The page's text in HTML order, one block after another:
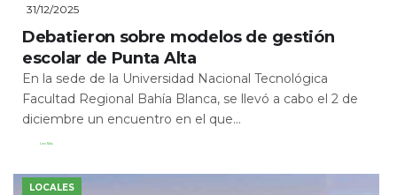
31/12/2025
Debatieron sobre modelos de gestión
escolar de Punta Alta
En la sede de la Universidad Nacional Tecnológica
Facultad Regional Bahía Blanca, se llevó a cabo el 2 de
diciembre un encuentro en el que...
Leer Más
LOCALES